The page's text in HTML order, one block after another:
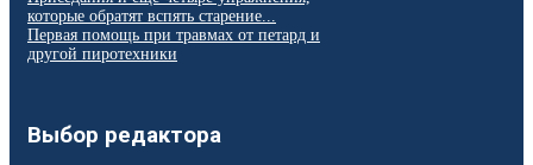
которые обратят вспять старение...
Первая помощь при травмах от петард и
другой пиротехники
Выбор редактора